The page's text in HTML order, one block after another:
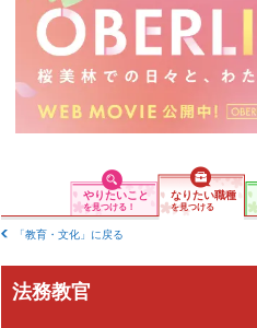
やりたいこと
を見つける！
なりたい職種
を見つける
「教育・文化」に戻る
法務教官